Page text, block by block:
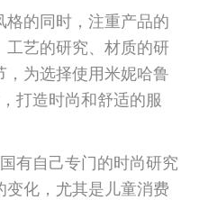
格的同时，注重产品的
艺的研究、材质的研
，为选择使用米妮哈鲁
打造时尚和舒适的服
有自己专门的时尚研究
变化，尤其是儿童消费